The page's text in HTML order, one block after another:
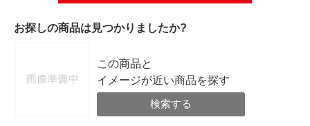
お探しの商品は見つかりましたか?
この商品と
イメージが近い商品を探す
検索する